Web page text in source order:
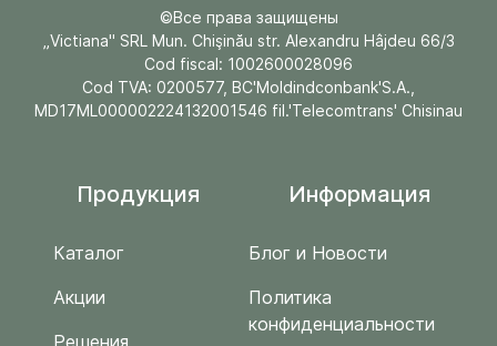
©Все права защищены
„Victiana" SRL Mun. Chişinău str. Alexandru Hâjdeu 66/3
Cod fiscal: 1002600028096
Cod TVA: 0200577, BC'Moldindconbank'S.A.,
MD17ML000002224132001546 fil.'Telecomtrans' Chisinau
Продукция
Каталог
Акции
Информация
Блог и Новости
Политика
конфиденциальности